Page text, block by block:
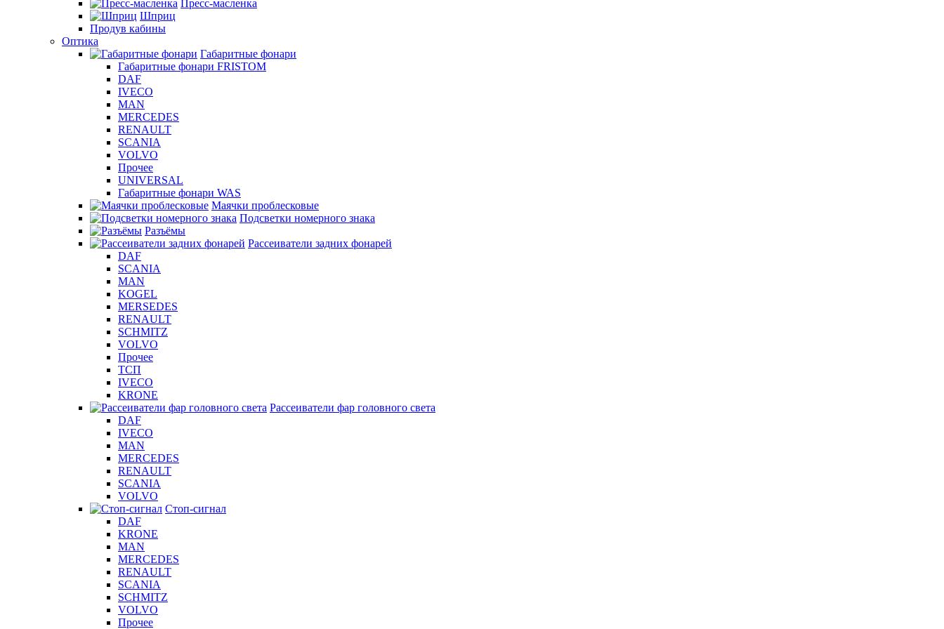
Пресс-масленка
Шприц
Продув кабины
Оптика
Габаритные фонари
Габаритные фонари FRISTOM
DAF
IVECO
MAN
MERCEDES
RENAULT
SCANIA
VOLVO
Прочее
UNIVERSAL
Габаритные фонари WAS
Маячки проблесковые
Подсветки номерного знака
Разъёмы
Рассеиватели задних фонарей
DAF
SCANIA
MAN
KOGEL
MERSEDES
RENAULT
SCHMITZ
VOLVO
Прочее
ТСП
IVECO
KRONE
Рассеиватели фар головного света
DAF
IVECO
MAN
MERCEDES
RENAULT
SCANIA
VOLVO
Стоп-сигнал
DAF
KRONE
MAN
MERCEDES
RENAULT
SCANIA
SCHMITZ
VOLVO
Прочее